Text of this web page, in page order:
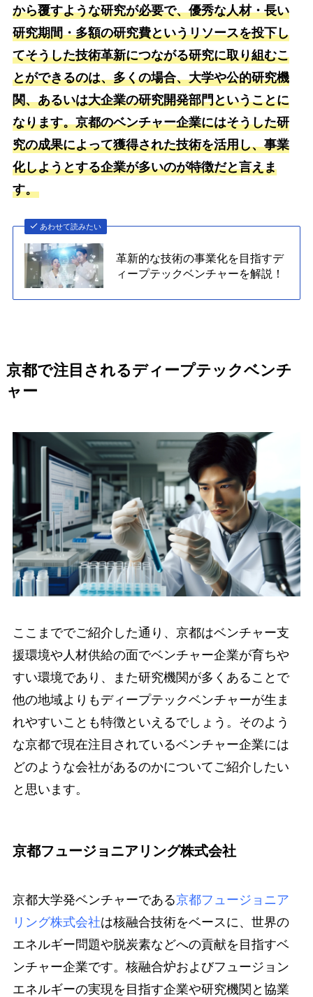
から覆すような研究が必要で、優秀な人材・長い
研究期間・多額の研究費というリソースを投下し
てそうした技術革新につながる研究に取り組むこ
とができるのは、多くの場合、大学や公的研究機
関、あるいは大企業の研究開発部門ということに
なります。京都のベンチャー企業にはそうした研
究の成果によって獲得された技術を活用し、事業
化しようとする企業が多いのが特徴だと言えま
す。
あわせて読みたい
革新的な技術の事業化を目指すデ
ィープテックベンチャーを解説！
京都で注目されるディープテックベンチ
ャー
ここまででご紹介した通り、京都はベンチャー支
援環境や人材供給の面でベンチャー企業が育ちや
すい環境であり、また研究機関が多くあることで
他の地域よりもディープテックベンチャーが生ま
れやすいことも特徴といえるでしょう。そのよう
な京都で現在注目されているベンチャー企業には
どのような会社があるのかについてご紹介したい
と思います。
京都フュージョニアリング株式会社
京都大学発ベンチャーである京都フュージョニア
リング株式会社は核融合技術をベースに、世界の
エネルギー問題や脱炭素などへの貢献を目指すベ
ンチャー企業です。核融合炉およびフュージョン
エネルギーの実現を目指す企業や研究機関と協業